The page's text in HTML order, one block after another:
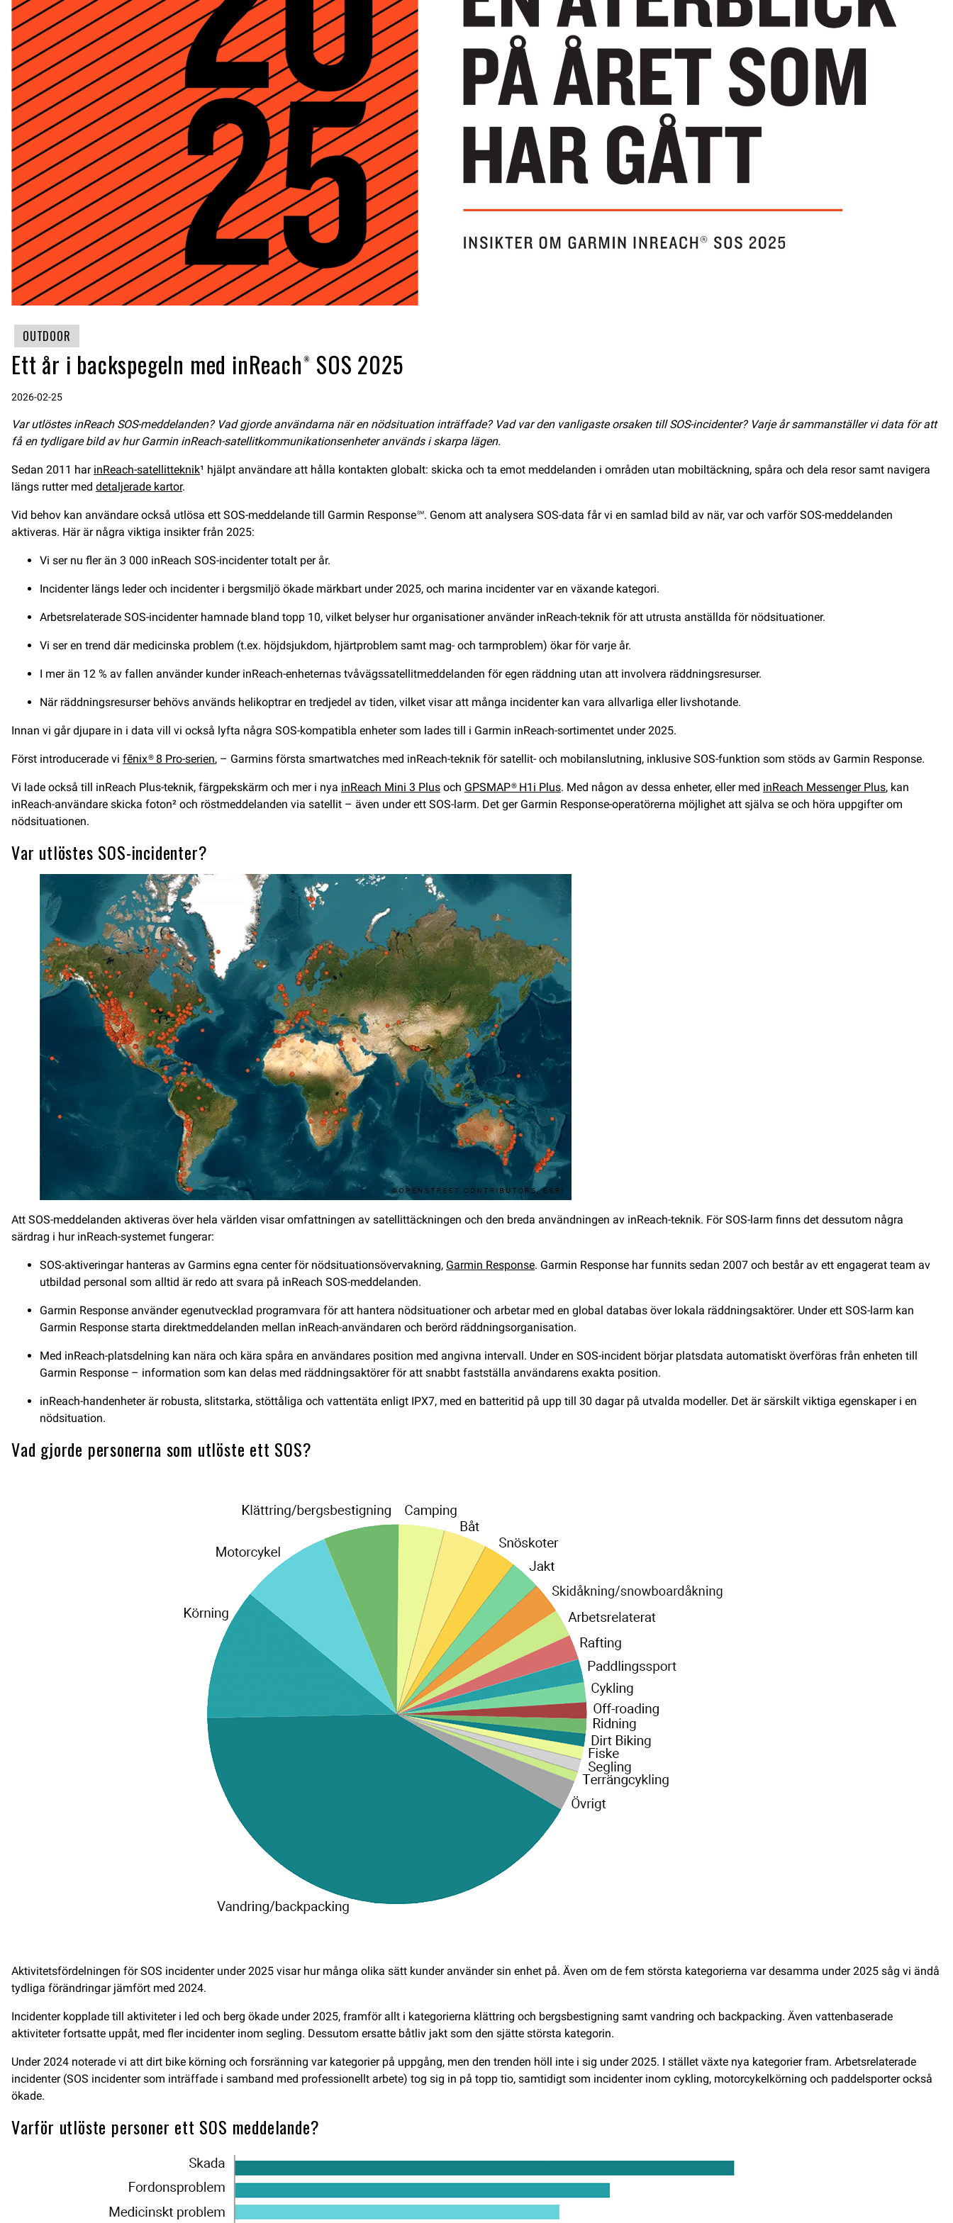
OUTDOOR
Ett år i backspegeln med inReach® SOS 2025
2026-02-25
Var utlöstes inReach SOS-meddelanden? Vad gjorde användarna när en nödsituation inträffade? Vad var den vanligaste orsaken till SOS-incidenter? Varje år sammanställer vi data för att
få en tydligare bild av hur Garmin inReach-satellitkommunikationsenheter används i skarpa lägen.
Sedan 2011 har inReach-satellitteknik¹ hjälpt användare att hålla kontakten globalt: skicka och ta emot meddelanden i områden utan mobiltäckning, spåra och dela resor samt navigera
längs rutter med detaljerade kartor.
Vid behov kan användare också utlösa ett SOS-meddelande till Garmin Response℠. Genom att analysera SOS-data får vi en samlad bild av när, var och varför SOS-meddelanden
aktiveras. Här är några viktiga insikter från 2025:
Vi ser nu fler än 3 000 inReach SOS-incidenter totalt per år.
Incidenter längs leder och incidenter i bergsmiljö ökade märkbart under 2025, och marina incidenter var en växande kategori.
Arbetsrelaterade SOS-incidenter hamnade bland topp 10, vilket belyser hur organisationer använder inReach-teknik för att utrusta anställda för nödsituationer.
Vi ser en trend där medicinska problem (t.ex. höjdsjukdom, hjärtproblem samt mag- och tarmproblem) ökar för varje år.
I mer än 12 % av fallen använder kunder inReach-enheternas tvåvägssatellitmeddelanden för egen räddning utan att involvera räddningsresurser.
När räddningsresurser behövs används helikoptrar en tredjedel av tiden, vilket visar att många incidenter kan vara allvarliga eller livshotande.
Innan vi går djupare in i data vill vi också lyfta några SOS-kompatibla enheter som lades till i Garmin inReach-sortimentet under 2025.
Först introducerade vi fēnix® 8 Pro-serien, – Garmins första smartwatches med inReach-teknik för satellit- och mobilanslutning, inklusive SOS-funktion som stöds av Garmin Response.
Vi lade också till inReach Plus-teknik, färgpekskärm och mer i nya inReach Mini 3 Plus och GPSMAP® H1i Plus. Med någon av dessa enheter, eller med inReach Messenger Plus, kan
inReach-användare skicka foton² och röstmeddelanden via satellit – även under ett SOS-larm. Det ger Garmin Response-operatörerna möjlighet att själva se och höra uppgifter om
nödsituationen.
Var utlöstes SOS-incidenter?
Att SOS-meddelanden aktiveras över hela världen visar omfattningen av satellittäckningen och den breda användningen av inReach-teknik. För SOS-larm finns det dessutom några
särdrag i hur inReach-systemet fungerar:
SOS-aktiveringar hanteras av Garmins egna center för nödsituationsövervakning, Garmin Response. Garmin Response har funnits sedan 2007 och består av ett engagerat team av
utbildad personal som alltid är redo att svara på inReach SOS-meddelanden.
Garmin Response använder egenutvecklad programvara för att hantera nödsituationer och arbetar med en global databas över lokala räddningsaktörer. Under ett SOS-larm kan
Garmin Response starta direktmeddelanden mellan inReach-användaren och berörd räddningsorganisation.
Med inReach-platsdelning kan nära och kära spåra en användares position med angivna intervall. Under en SOS-incident börjar platsdata automatiskt överföras från enheten till
Garmin Response – information som kan delas med räddningsaktörer för att snabbt fastställa användarens exakta position.
inReach-handenheter är robusta, slitstarka, stöttåliga och vattentäta enligt IPX7, med en batteritid på upp till 30 dagar på utvalda modeller. Det är särskilt viktiga egenskaper i en
nödsituation.
Vad gjorde personerna som utlöste ett SOS?
Aktivitetsfördelningen för SOS incidenter under 2025 visar hur många olika sätt kunder använder sin enhet på. Även om de fem största kategorierna var desamma under 2025 såg vi ändå
tydliga förändringar jämfört med 2024.
Incidenter kopplade till aktiviteter i led och berg ökade under 2025, framför allt i kategorierna klättring och bergsbestigning samt vandring och backpacking. Även vattenbaserade
aktiviteter fortsatte uppåt, med fler incidenter inom segling. Dessutom ersatte båtliv jakt som den sjätte största kategorin.
Under 2024 noterade vi att dirt bike körning och forsränning var kategorier på uppgång, men den trenden höll inte i sig under 2025. I stället växte nya kategorier fram. Arbetsrelaterade
incidenter (SOS incidenter som inträffade i samband med professionellt arbete) tog sig in på topp tio, samtidigt som incidenter inom cykling, motorcykelkörning och paddelsporter också
ökade.
Varför utlöste personer ett SOS meddelande?